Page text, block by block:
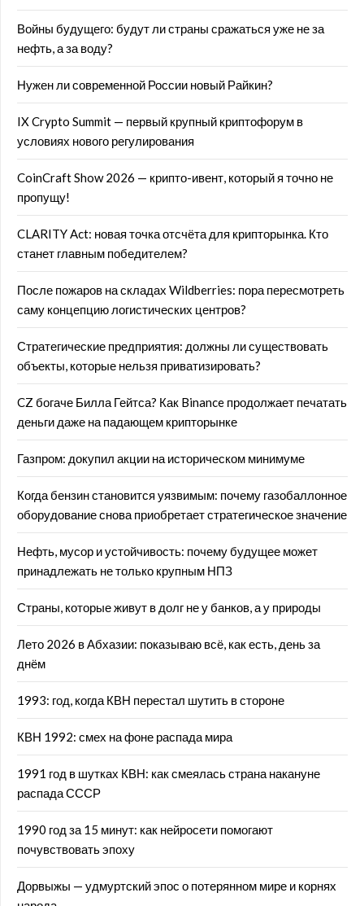
Войны будущего: будут ли страны сражаться уже не за
нефть, а за воду?
Нужен ли современной России новый Райкин?
IX Crypto Summit — первый крупный криптофорум в
условиях нового регулирования
CoinCraft Show 2026 — крипто-ивент, который я точно не
пропущу!
CLARITY Act: новая точка отсчёта для крипторынка. Кто
станет главным победителем?
После пожаров на складах Wildberries: пора пересмотреть
саму концепцию логистических центров?
Стратегические предприятия: должны ли существовать
объекты, которые нельзя приватизировать?
CZ богаче Билла Гейтса? Как Binance продолжает печатать
деньги даже на падающем крипторынке
Газпром: докупил акции на историческом минимуме
Когда бензин становится уязвимым: почему газобаллонное
оборудование снова приобретает стратегическое значение
Нефть, мусор и устойчивость: почему будущее может
принадлежать не только крупным НПЗ
Страны, которые живут в долг не у банков, а у природы
Лето 2026 в Абхазии: показываю всё, как есть, день за
днём
1993: год, когда КВН перестал шутить в стороне
КВН 1992: смех на фоне распада мира
1991 год в шутках КВН: как смеялась страна накануне
распада СССР
1990 год за 15 минут: как нейросети помогают
почувствовать эпоху
Дорвыжы — удмуртский эпос о потерянном мире и корнях